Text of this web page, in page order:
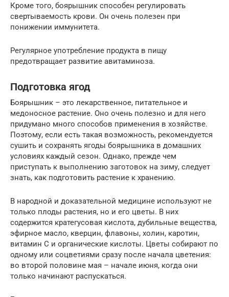
Кроме того, боярышник способен регулировать
свертываемость крови. Он очень полезен при
понижении иммунитета.
Регулярное употребление продукта в пищу
предотвращает развитие авитаминоза.
Подготовка ягод
Боярышник – это лекарственное, питательное и
медоносное растение. Оно очень полезно и для него
придумано много способов применения в хозяйстве.
Поэтому, если есть такая возможность, рекомендуется
сушить и сохранять ягоды боярышника в домашних
условиях каждый сезон. Однако, прежде чем
приступать к выполнению заготовок на зиму, следует
знать, как подготовить растение к хранению.
В народной и доказательной медицине используют не
только плоды растения, но и его цветы. В них
содержится кратегусовая кислота, дубильные вещества,
эфирное масло, кверцин, флавоны, холин, каротин,
витамин С и органические кислоты. Цветы собирают по
одному или соцветиями сразу после начала цветения:
во второй половине мая – начале июня, когда они
только начинают распускаться.